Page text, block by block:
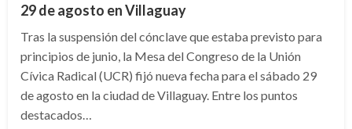
29 de agosto en Villaguay
Tras la suspensión del cónclave que estaba previsto para
principios de junio, la Mesa del Congreso de la Unión
Cívica Radical (UCR) fijó nueva fecha para el sábado 29
de agosto en la ciudad de Villaguay. Entre los puntos
destacados…